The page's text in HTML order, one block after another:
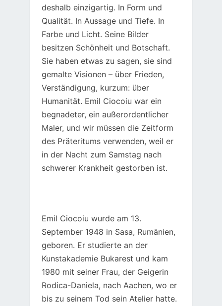
deshalb einzigartig. In Form und
Qualität. In Aussage und Tiefe. In
Farbe und Licht. Seine Bilder
besitzen Schönheit und Botschaft.
Sie haben etwas zu sagen, sie sind
gemalte Visionen – über Frieden,
Verständigung, kurzum: über
Humanität. Emil Ciocoiu war ein
begnadeter, ein außerordentlicher
Maler, und wir müssen die Zeitform
des Präteritums verwenden, weil er
in der Nacht zum Samstag nach
schwerer Krankheit gestorben ist.
Emil Ciocoiu wurde am 13.
September 1948 in Sasa, Rumänien,
geboren. Er studierte an der
Kunstakademie Bukarest und kam
1980 mit seiner Frau, der Geigerin
Rodica-Daniela, nach Aachen, wo er
bis zu seinem Tod sein Atelier hatte.